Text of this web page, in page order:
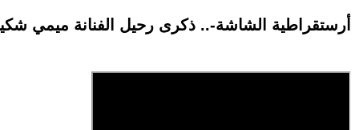
-أرستقراطية الشاشة-.. ذكرى رحيل الفنانة ميمي